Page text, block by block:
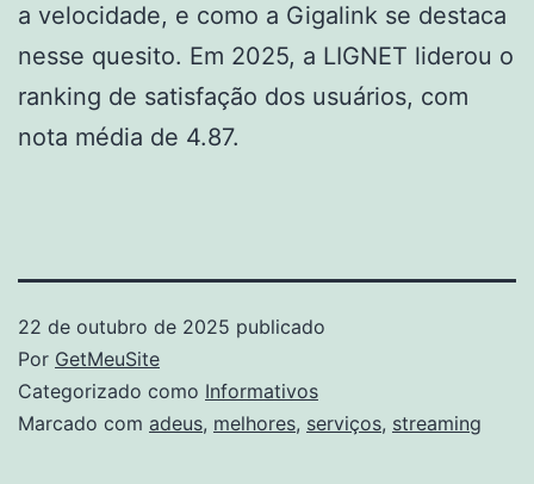
a velocidade, e como a Gigalink se destaca
nesse quesito. Em 2025, a LIGNET liderou o
ranking de satisfação dos usuários, com
nota média de 4.87.
22 de outubro de 2025 publicado
Por GetMeuSite
Categorizado como Informativos
Marcado com adeus, melhores, serviços, streaming